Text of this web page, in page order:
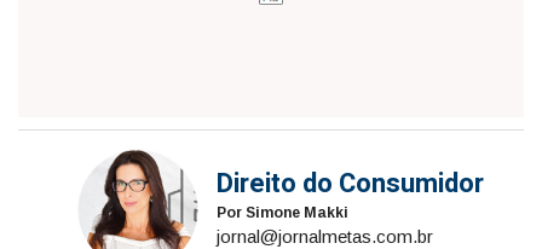
Direito do Consumidor
Por Simone Makki
jornal@jornalmetas.com.br